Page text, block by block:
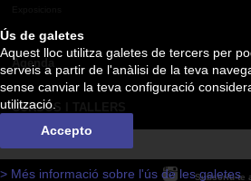
Ús de galetes
Aquest lloc utilitza galetes de tercers per
serveis a partir de l'anàlisi de la teva
sense canviar la teva configuració
utilització.
Accepto
> Més informació sobre l'ús de les galetes
Agenda
CURSOS I TALLERS
Subscriu-te